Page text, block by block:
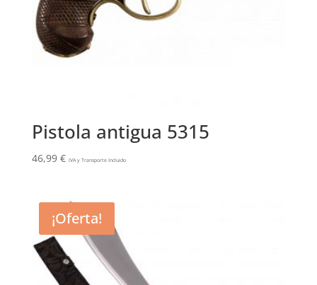
Pistola antigua 5315
46,99 € IVA y Transporte Incluido
¡Oferta!